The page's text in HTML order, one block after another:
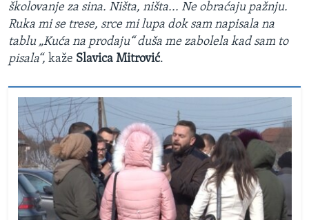
školovanje za sina. Ništa, ništa... Ne obraćaju pažnju.
Ruka mi se trese, srce mi lupa dok sam napisala na
tablu „Kuća na prodaju“ duša me zabolela kad sam to
pisala“, kaže Slavica Mitrović.